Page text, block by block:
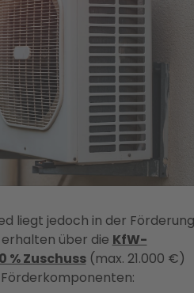
liegt jedoch in der
über die KfW-
% Zuschuss(max. 21.000 €)